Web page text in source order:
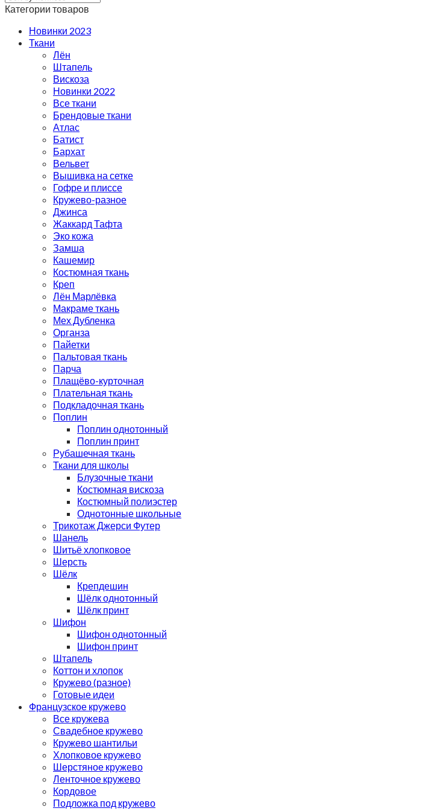
Категории товаров
Новинки 2023
Ткани
Лён
Штапель
Вискоза
Новинки 2022
Все ткани
Брендовые ткани
Атлас
Батист
Бархат
Вельвет
Вышивка на сетке
Гофре и плиссе
Кружево-разное
Джинса
Жаккард Тафта
Эко кожа
Замша
Кашемир
Костюмная ткань
Креп
Лён Марлёвка
Макраме ткань
Мех Дубленка
Органза
Пайетки
Пальтовая ткань
Парча
Плащёво-курточная
Плательная ткань
Подкладочная ткань
Поплин
Поплин однотонный
Поплин принт
Рубашечная ткань
Ткани для школы
Блузочные ткани
Костюмная вискоза
Костюмный полиэстер
Однотонные школьные
Трикотаж Джерси Футер
Шанель
Шитьё хлопковое
Шерсть
Шёлк
Крепдешин
Шёлк однотонный
Шёлк принт
Шифон
Шифон однотонный
Шифон принт
Штапель
Коттон и хлопок
Кружево (разное)
Готовые идеи
Французское кружево
Все кружева
Свадебное кружево
Кружево шантильи
Хлопковое кружево
Шерстяное кружево
Ленточное кружево
Кордовое
Подложка под кружево